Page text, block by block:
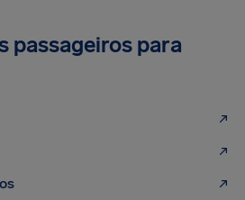
passageiros para